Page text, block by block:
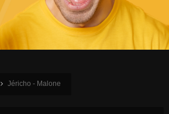
Jéricho - Malone